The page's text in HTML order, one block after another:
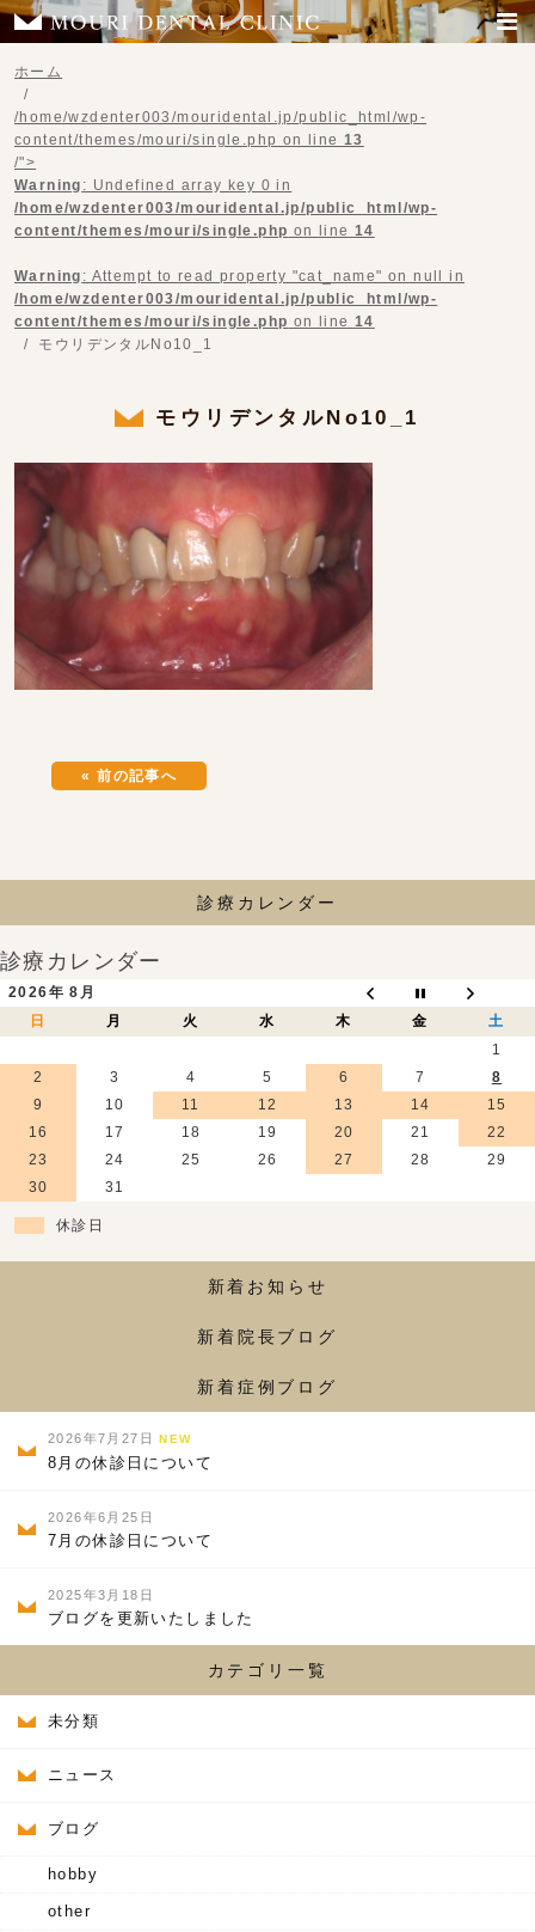
ホーム
/home/wzdenter003/mouridental.jp/public_html/wp-
content/themes/mouri/single.php on line 13
/">
Warning : Undefined array key 0 in
/home/wzdenter003/mouridental.jp/public_html/wp-
content/themes/mouri/single.php on line14
Warning : Attempt to read property "cat_name" on null in
/home/wzdenter003/mouridental.jp/public_html/wp-
content/themes/mouri/single.php on line14
モウリデンタルNo10_1
モウリデンタルNo10_1
« 前の記事へ
診療カレンダー
診療カレンダー
2026年 8月
日
月 火 水 木 金
土
1
2
3 4 5 6 7
8
9
10 11 12 13 14
15
16
17 18 19 20 21
22
23
24 25 26 27 28
29
30
31
休診日
新着お知らせ
新着院長ブログ
新着症例ブログ
2026年7月27日NEW
8月の休診日について
2026年6月25日
7月の休診日について
2025年3月18日
ブログを更新いたしました
カテゴリ一覧
未分類
ニュース
ブログ
hobby
other